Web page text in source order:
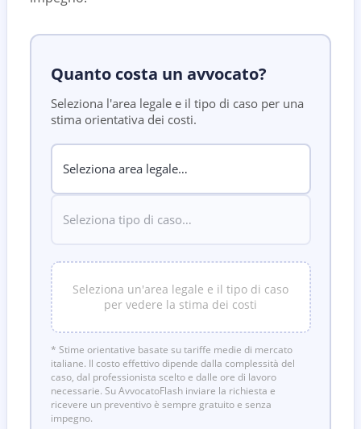
Quanto costa un avvocato?
Seleziona l'area legale e il tipo di caso per una
stima orientativa dei costi.
Seleziona un'area legale e il tipo di caso
per vedere la stima dei costi
* Stime orientative basate su tariffe medie di mercato
italiane. Il costo effettivo dipende dalla complessità del
caso, dal professionista scelto e dalle ore di lavoro
necessarie. Su AvvocatoFlash inviare la richiesta e
ricevere un preventivo è sempre gratuito e senza
impegno.